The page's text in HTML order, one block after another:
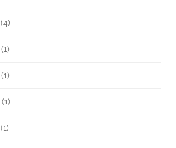
(4)
(1)
(1)
(1)
(1)